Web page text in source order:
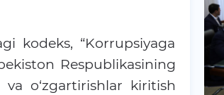
kodeks, “Korrupsiyaga
Respublikasining
o‘zgartirishlar kiritish